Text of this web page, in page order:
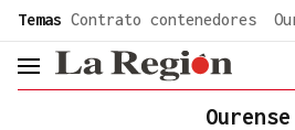
Temas Contrato contenedores
header.menu.open
Ourense